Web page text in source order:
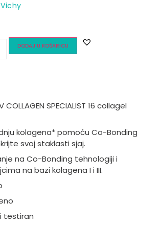
DODAJ U KOŠARICU
COLLAGEN SPECIALIST 16 collagel
kolagena* pomoću Co-Bonding
svoj staklasti sjaj.
na Co-Bonding tehnologiji i
na bazi kolagena I i III.
testiran